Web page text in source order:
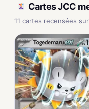
Cartes JCC
11 cartes recensées